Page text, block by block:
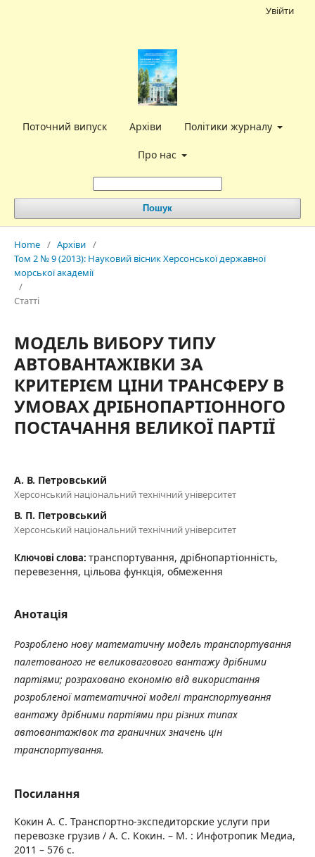
Поточний випуск Архіви Політики журналу
Про нас
Пошук
Увійти
Home / Архіви /
Том 2 № 9 (2013): Науковий вісник Херсонської державної
морської академії
/
Статті
МОДЕЛЬ ВИБОРУ ТИПУ
АВТОВАНТАЖІВКИ ЗА
КРИТЕРІЄМ ЦІНИ ТРАНСФЕРУ В
УМОВАХ ДРІБНОПАРТІОННОГО
ПОСТАЧАННЯ ВЕЛИКОЇ ПАРТІЇ
А. В. Петровський
Херсонський національний технічний університет
В. П. Петровський
Херсонський національний технічний університет
Ключові слова: транспортування, дрібнопартіонність,
перевезення, цільова функція, обмеження
Анотація
Розроблено нову математичну модель транспортування
палетованого не великовагового вантажу дрібними
партіями; розраховано економію від використання
розробленої математичної моделі транспортування
вантажу дрібними партіями при різних типах
автовантажівок та граничних значень цін
транспортування.
Посилання
Кокин А. С. Транспортно-экспедиторские услуги при
перевозке грузив / А. С. Кокин. – М. : Инфотропик Медиа,
2011 – 576 с.